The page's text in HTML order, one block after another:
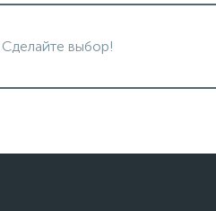
Сделайте выбор!